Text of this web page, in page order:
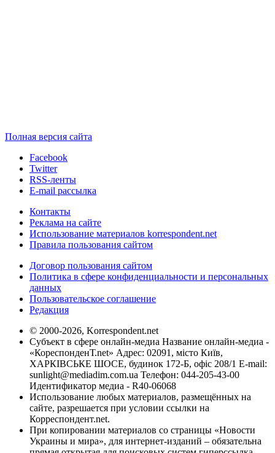
Полная версия сайта
Facebook
Twitter
RSS-ленты
E-mail рассылка
Контакты
Реклама на сайте
Использование материалов korrespondent.net
Правила пользования сайтом
Договор пользования сайтом
Политика в сфере конфиденциальности и персональных
данных
Пользовательское соглашение
Редакция
© 2000-2026, Korrespondent.net
Субъект в сфере онлайн-медиа Название онлайн-медиа -
«КореспонденТ.net» Адрес: 02091, місто Київ,
ХАРКІВСЬКЕ ШОСЕ, будинок 172-Б, офіс 208/1 E-mail:
sunlight@mediadim.com.ua Телефон: 044-205-43-00
Идентификатор медиа - R40-06068
Использование любых материалов, размещённых на
сайте, разрешается при условии ссылки на
Корреспондент.net.
При копировании материалов со страницы «Новости
Украины и мира», для интернет-изданий – обязательна